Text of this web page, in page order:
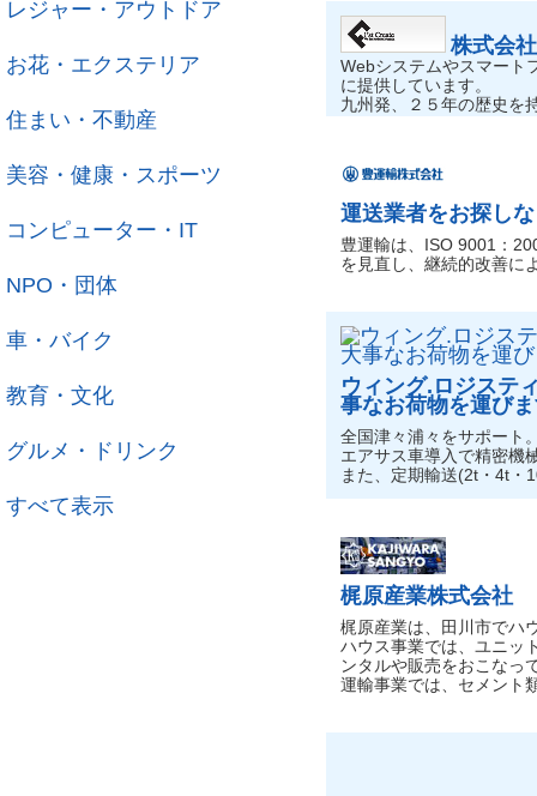
株式会
Webシステムやスマート
に提供しています。
九州発、２５年の歴史を
運送業者をお探し
豊運輸は、ISO 9001：
を見直し、継続的改善に
ウィング.ロジステ
事なお荷物を運び
全国津々浦々をサポート
エアサス車導入で精密機
また、定期輸送(2t・4t・
梶原産業株式会社
梶原産業は、田川市でハ
ハウス事業では、ユニッ
ンタルや販売をおこなっ
運輸事業では、セメント
レジャー・アウトドア
お花・エクステリア
住まい・不動産
美容・健康・スポーツ
コンピューター・IT
NPO・団体
車・バイク
教育・文化
グルメ・ドリンク
すべて表示